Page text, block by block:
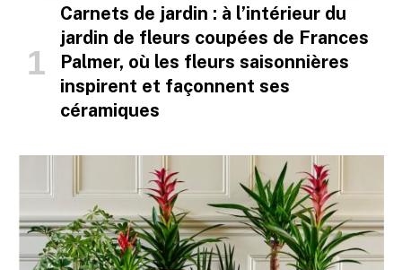
Carnets de jardin : à l’intérieur du
jardin de fleurs coupées de Frances
Palmer, où les fleurs saisonnières
inspirent et façonnent ses
céramiques